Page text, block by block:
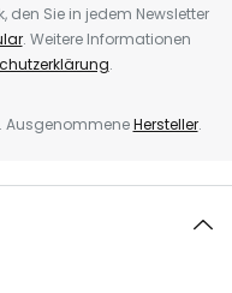
den Sie in jedem Newsletter
. Weitere Informationen
.
AusgenommeneHersteller.